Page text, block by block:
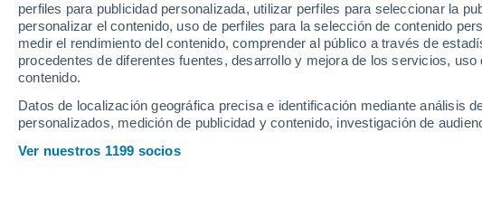
perfiles para publicidad personalizada, utilizar perfiles para seleccionar la
personalizar el contenido, uso de perfiles para la selección de contenido
medir el rendimiento del contenido, comprender al público a través de
procedentes de diferentes fuentes, desarrollo y mejora de los servicios,
contenido.
Datos de localización geográfica precisa e identificación mediante análisis
personalizados, medición de publicidad y contenido, investigación de
Ver nuestros 1199 socios
Cessy-les-Bois
Chalaux
Challuy
Metz-